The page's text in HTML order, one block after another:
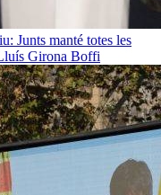
Junts manté totes les
Girona Boffi